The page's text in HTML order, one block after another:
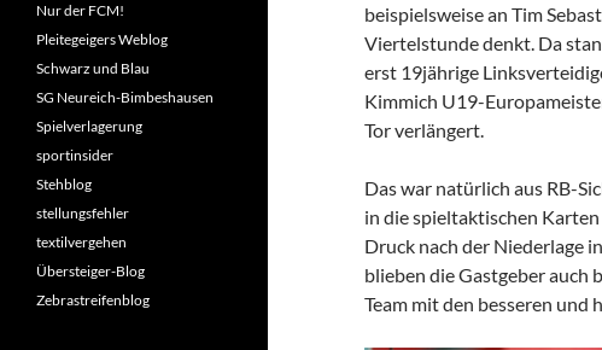
beispielsweise an Tim
Viertelstunde denkt. Da
erst 19jährige
Kimmich U19-
Tor verlängert.
Das war natürlich aus RB-
in die spieltaktischen
Druck nach der Niederlage
blieben die Gastgeber auch
Team mit den besseren und
Nur der FCM!
Pleitegeigers Weblog
Schwarz und Blau
SG Neureich-Bimbeshausen
Spielverlagerung
sportinsider
Stehblog
stellungsfehler
textilvergehen
Übersteiger-Blog
Zebrastreifenblog